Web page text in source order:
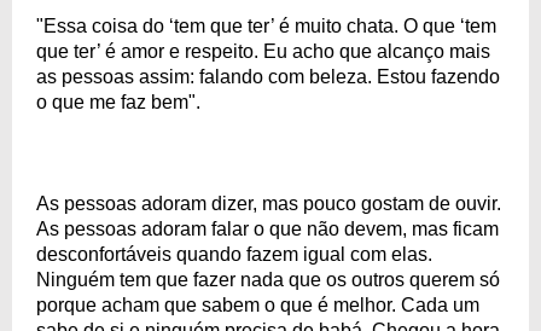
"Essa coisa do ‘tem que ter’ é muito chata. O que ‘tem
que ter’ é amor e respeito. Eu acho que alcanço mais
as pessoas assim: falando com beleza. Estou fazendo
o que me faz bem".
As pessoas adoram dizer, mas pouco gostam de ouvir.
As pessoas adoram falar o que não devem, mas ficam
desconfortáveis quando fazem igual com elas.
Ninguém tem que fazer nada que os outros querem só
porque acham que sabem o que é melhor. Cada um